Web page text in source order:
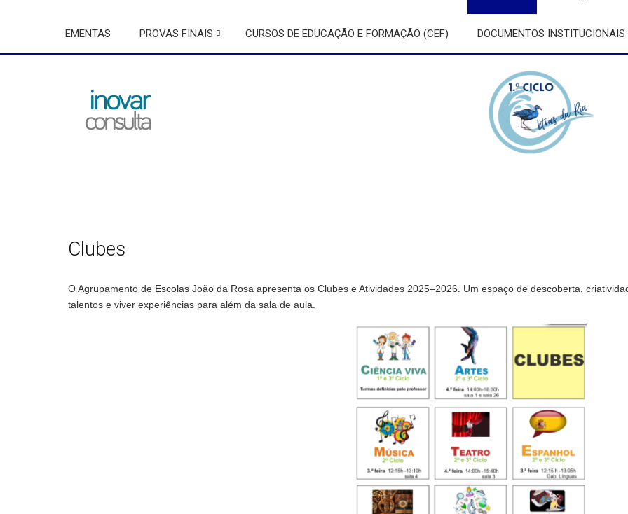
EMENTAS PROVAS FINAIS CURSOS DE EDUCAÇÃO E FORMAÇÃO (CEF) DOCUMENTOS
Clubes
O Agrupamento de Escolas João da Rosa apresenta os Clubes e Atividades 2025–2026. Um espaço de descoberta,
talentos e viver experiências para além da sala de aula.